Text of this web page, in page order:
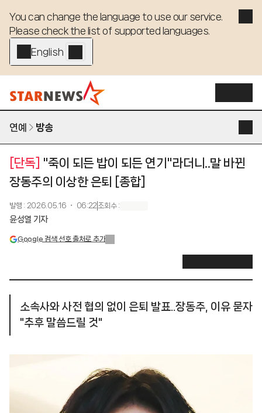
You can change the language to use our service.
Please check the list of supported languages.
English - EN
연예 방송
[단독]
"죽이 되든 밥이 되든 연기"라더니..말 바뀐
장동주의 이상한 은퇴 [종합]
발행 : 2026.05.16 ・ 06:22 조회수:
윤성열 기자
Google 검색 선호 출처로 추가
소속사와 사전 협의 없이 은퇴 발표..장동주, 이유 묻자
"추후 말씀드릴 것"